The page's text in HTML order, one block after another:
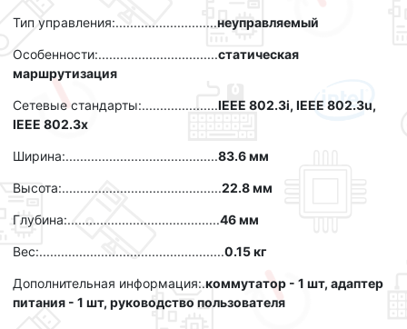
Тип управления:............................неуправляемый
Особенности:.................................статическая
маршрутизация
Сетевые стандарты:.....................IEEE 802.3i, IEEE 802.3u,
IEEE 802.3x
Ширина:..........................................83.6 мм
Высота:............................................22.8 мм
Глубина:..........................................46 мм
Вес:...................................................0.15 кг
Дополнительная информация:.коммутатор - 1 шт, адаптер
питания - 1 шт, руководство пользователя